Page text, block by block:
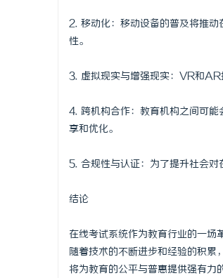
2. 移动化：移动设备的普及将推
性。
3. 虚拟现实与增强现实：VR和AR
4. 跨机构合作：教育机构之间可
享和优化。
5. 合规性与认证：为了提升社会对
结论
在线考试系统作为教育行业的一场
随着技术的不断进步和经验的积
将为教育的公平与普惠提供强有力